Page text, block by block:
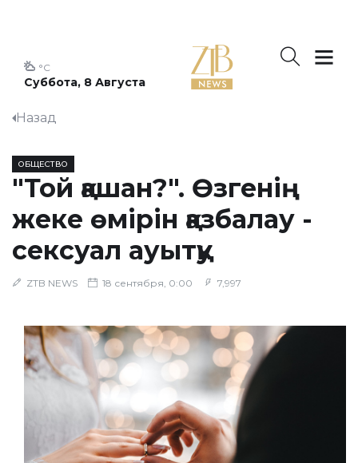
Суббота, 8 Августа
°C
Назад
ОБЩЕСТВО
"Той қашан?". Өзгенің
жеке өмірін қазбалау -
сексуал ауытқу
ZTB NEWS 18 сентября, 0:00 7,997